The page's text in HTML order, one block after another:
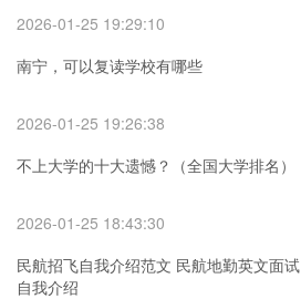
2026-01-25 19:29:10
南宁，可以复读学校有哪些
2026-01-25 19:26:38
不上大学的十大遗憾？（全国大学排名）
2026-01-25 18:43:30
民航招飞自我介绍范文 民航地勤英文面试
自我介绍